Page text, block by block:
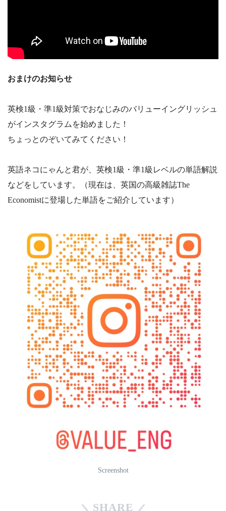
おまけのお知らせ
英検1級・準1級対策でおなじみのバリューイングリッシュ
がインスタグラムを始めました！
ちょっとのぞいてみてください！
英語ネコにゃんと君が、英検1級・準1級レベルの単語解説
などをしています。（現在は、英国の高級雑誌The
Economistに登場した単語をご紹介しています）
Screenshot
SHARE